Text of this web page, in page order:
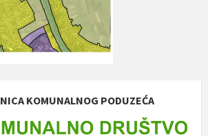
KOMUNALNOG PODUZEĆA